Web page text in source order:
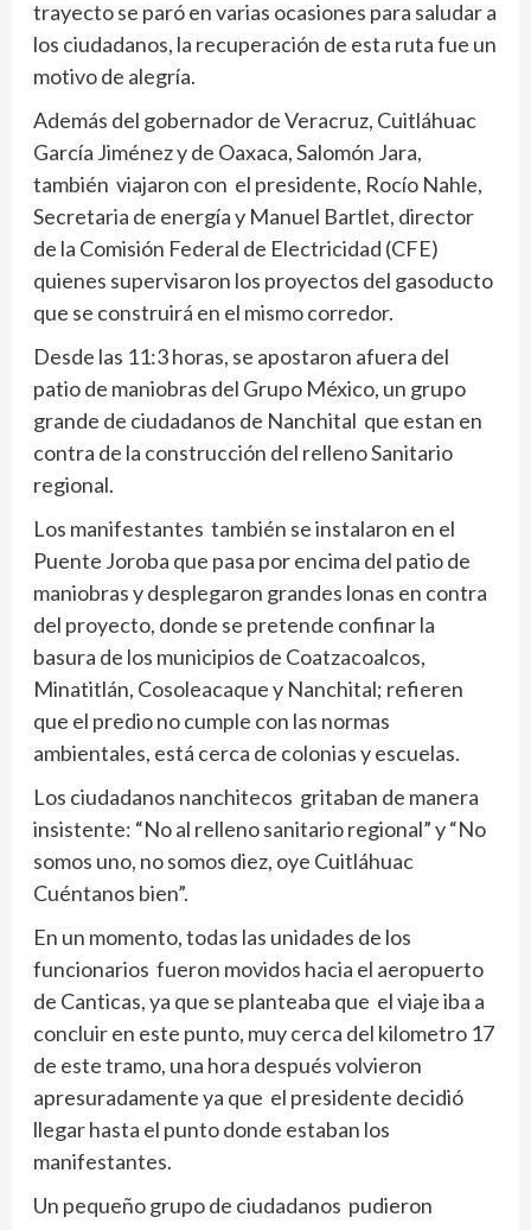
trayecto se paró en varias ocasiones para saludar a
los ciudadanos, la recuperación de esta ruta fue un
motivo de alegría.
Además del gobernador de Veracruz, Cuitláhuac
García Jiménez y de Oaxaca, Salomón Jara,
también viajaron con el presidente, Rocío Nahle,
Secretaria de energía y Manuel Bartlet, director
de la Comisión Federal de Electricidad (CFE)
quienes supervisaron los proyectos del gasoducto
que se construirá en el mismo corredor.
Desde las 11:3 horas, se apostaron afuera del
patio de maniobras del Grupo México, un grupo
grande de ciudadanos de Nanchital que estan en
contra de la construcción del relleno Sanitario
regional.
Los manifestantes también se instalaron en el
Puente Joroba que pasa por encima del patio de
maniobras y desplegaron grandes lonas en contra
del proyecto, donde se pretende confinar la
basura de los municipios de Coatzacoalcos,
Minatitlán, Cosoleacaque y Nanchital; refieren
que el predio no cumple con las normas
ambientales, está cerca de colonias y escuelas.
Los ciudadanos nanchitecos gritaban de manera
insistente: “No al relleno sanitario regional” y “No
somos uno, no somos diez, oye Cuitláhuac
Cuéntanos bien”.
En un momento, todas las unidades de los
funcionarios fueron movidos hacia el aeropuerto
de Canticas, ya que se planteaba que el viaje iba a
concluir en este punto, muy cerca del kilometro 17
de este tramo, una hora después volvieron
apresuradamente ya que el presidente decidió
llegar hasta el punto donde estaban los
manifestantes.
Un pequeño grupo de ciudadanos pudieron